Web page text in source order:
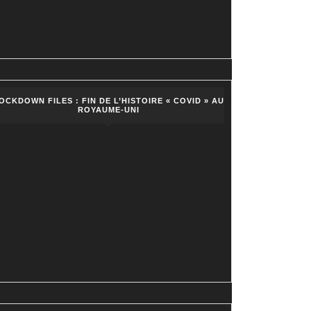
FILES : FIN DE L’HISTOIRE « COVID » AU
ROYAUME-UNI